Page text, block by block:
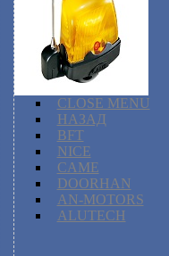
CLOSE MENU
НАЗАД
BFT
NICE
CAME
DOORHAN
AN-MOTORS
ALUTECH